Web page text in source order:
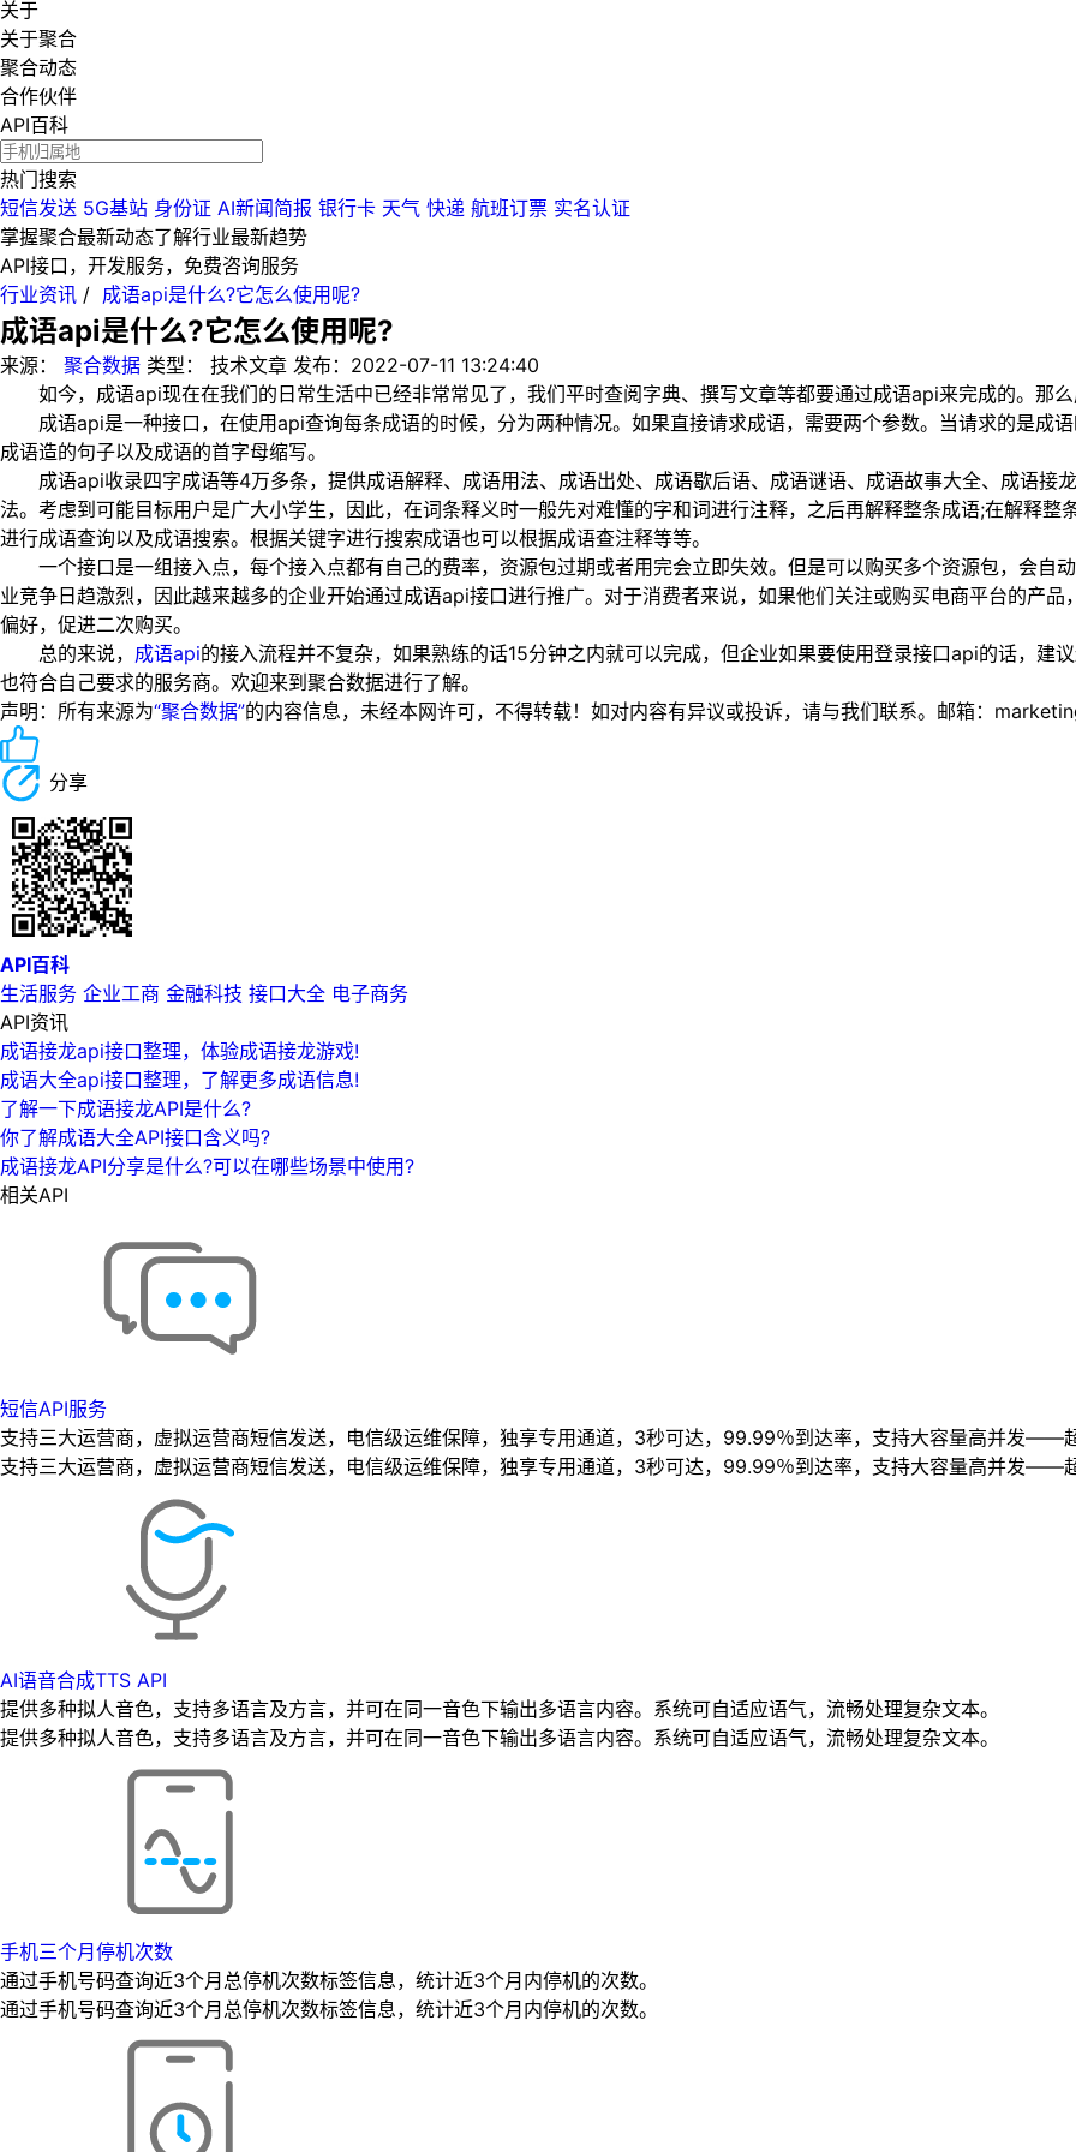
关于
关于聚合
聚合动态
合作伙伴
API百科
热门搜索
短信发送 5G基站 身份证 AI新闻简报 银行卡 天气 快递 航班订票 实名认证
掌握聚合最新动态了解行业最新趋势
API接口，开发服务，免费咨询服务
行业资讯 / 成语api是什么?它怎么使用呢?
成语api是什么?它怎么使用呢?
来源： 聚合数据 类型： 技术文章 发布： 2022-07-11 13:24:40
如今，成语api现在在我们的日常生活中已经非常常见了，我们平时查阅字典、撰写文章等都要通过成语api来完成的。那
成语api是一种接口，在使用api查询每条成语的时候，分为两种情况。如果直接请求成语，需要两个参数。当请求的是成
成语造的句子以及成语的首字母缩写。
成语api收录四字成语等4万多条，提供成语解释、成语用法、成语出处、成语歇后语、成语谜语、成语故事大全、成语接
法。考虑到可能目标用户是广大小学生，因此，在词条释义时一般先对难懂的字和词进行注释，之后再解释整条成语;在解释
进行成语查询以及成语搜索。根据关键字进行搜索成语也可以根据成语查注释等等。
一个接口是一组接入点，每个接入点都有自己的费率，资源包过期或者用完会立即失效。但是可以购买多个资源包，会自
业竞争日趋激烈，因此越来越多的企业开始通过成语api接口进行推广。对于消费者来说，如果他们关注或购买电商平台的产
偏好，促进二次购买。
总的来说， 成语api的接入流程并不复杂，如果熟练的话15分钟之内就可以完成，但企业如果要使用登录接口api的话，建
也符合自己要求的服务商。欢迎来到聚合数据进行了解。
声明：所有来源为“聚合数据”的内容信息，未经本网许可，不得转载！如对内容有异议或投诉，请与我们联系。邮箱：
分享
API百科
生活服务 企业工商 金融科技 接口大全 电子商务
API资讯
成语接龙api接口整理，体验成语接龙游戏!
成语大全api接口整理，了解更多成语信息!
了解一下成语接龙API是什么?
你了解成语大全API接口含义吗?
成语接龙API分享是什么?可以在哪些场景中使用?
相关API
短信API服务
支持三大运营商，虚拟运营商短信发送，电信级运维保障，独享专用通道，3秒可达，99.99％到达率，支持大容量高并发——
支持三大运营商，虚拟运营商短信发送，电信级运维保障，独享专用通道，3秒可达，99.99％到达率，支持大容量高并发——
AI语音合成TTS API
提供多种拟人音色，支持多语言及方言，并可在同一音色下输出多语言内容。系统可自适应语气，流畅处理复杂文本。
提供多种拟人音色，支持多语言及方言，并可在同一音色下输出多语言内容。系统可自适应语气，流畅处理复杂文本。
手机三个月停机次数
通过手机号码查询近3个月总停机次数标签信息，统计近3个月内停机的次数。
通过手机号码查询近3个月总停机次数标签信息，统计近3个月内停机的次数。